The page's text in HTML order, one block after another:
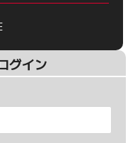
グイン